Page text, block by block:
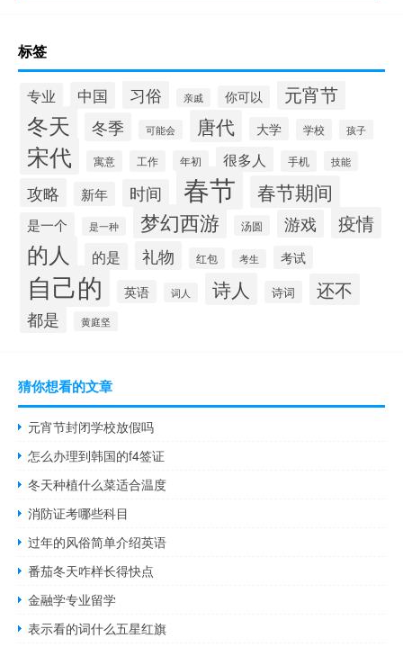
标签
专业 中国 习俗 亲戚 你可以 元宵节
冬天 冬季 可能会 唐代 大学 学校 孩子
宋代 寓意 工作 年初 很多人 手机 技能
攻略 新年 时间 春节 春节期间
是一个 是一种 梦幻西游 汤圆 游戏 疫情
的人 的是 礼物 红包 考生 考试
自己的 英语 词人 诗人 诗词 还不
都是 黄庭坚
猜你想看的文章
元宵节封闭学校放假吗
怎么办理到韩国的f4签证
冬天种植什么菜适合温度
消防证考哪些科目
过年的风俗简单介绍英语
番茄冬天咋样长得快点
金融学专业留学
表示看的词什么五星红旗